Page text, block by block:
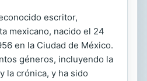
escritor,
mexicano, nacido el 24
en la Ciudad de México.
géneros, incluyendo la
la crónica, y ha sido